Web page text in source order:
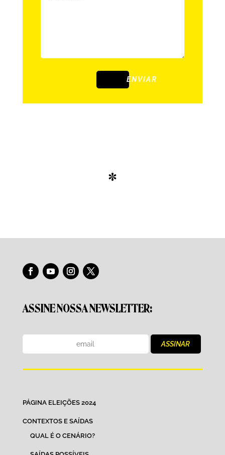
ENVIAR
*
ASSINE NOSSA NEWSLETTER:
PÁGINA ELEIÇÕES 2024
CONTEXTOS E SAÍDAS
QUAL É O CENÁRIO?